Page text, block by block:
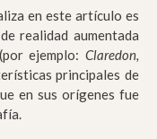
en este artículo es
realidad aumentada
ejemplo: Claredon,
principales de
en sus orígenes fue